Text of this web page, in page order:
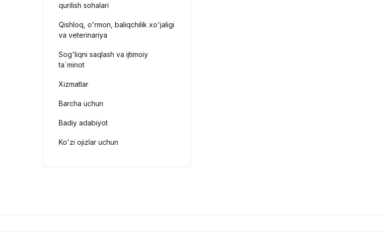
qurilish sohalari
Qishloq, o'rmon, baliqchilik xo'jaligi
va veterinariya
Sog'liqni saqlash va ijtimoiy
ta`minot
Xizmatlar
Barcha uchun
Badiy adabiyot
Ko'zi ojizlar uchun